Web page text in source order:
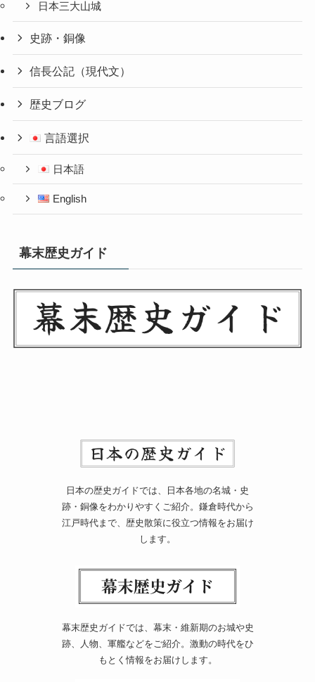
日本三大山城
史跡・銅像
信長公記（現代文）
歴史ブログ
言語選択
日本語
English
幕末歴史ガイド
日本の歴史ガイドでは、日本各地の名城・史
跡・銅像をわかりやすくご紹介。鎌倉時代から
江戸時代まで、歴史散策に役立つ情報をお届け
します。
幕末歴史ガイドでは、幕末・維新期のお城や史
跡、人物、軍艦などをご紹介。激動の時代をひ
もとく情報をお届けします。